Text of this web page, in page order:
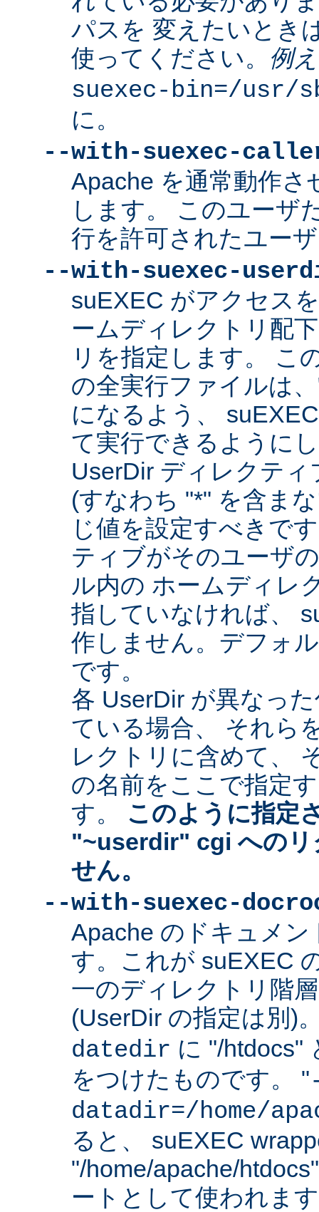
パスを 変えたいとき
使ってください。 例
suexec-bin=/usr/
に。
--with-suexec-
Apache を通常動作さ
します。 このユーザ
行を許可されたユー
--with-suexec-
suEXEC がアクセス
ームディレクトリ配
リを指定します。 こ
の全実行ファイルは
になるよう、
て実行できるように
UserDir ディレクテ
(すなわち "*" を含ま
じ値を設定すべきで
ティブがそのユーザ
ル内の ホームディレ
指していなければ、
作しません。デフォ
です。
各 UserDir が異なっ
ている場合、 それら
レクトリに含めて、
の名前をここで指定
す。 このように指定
"~userdir" cgi へのリ
せん。
--with-suexec-
Apache のドキュメ
す。これが suEXEC
一のディレクトリ階
(UserDir の指定は別)
datedir に "/htdocs"
をつけたものです。 "
datadir=/home/
ると、 suEXEC
"/home/apache/
ートとして使われま